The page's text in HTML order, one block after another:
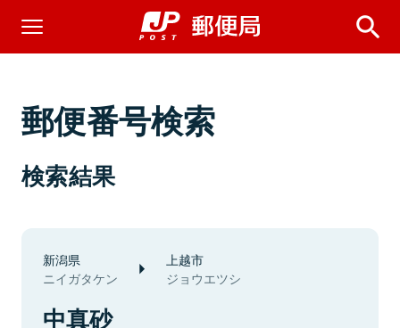
郵便番号検索
検索結果
新潟県
ニイガタケン
上越市
ジョウエツシ
中真砂